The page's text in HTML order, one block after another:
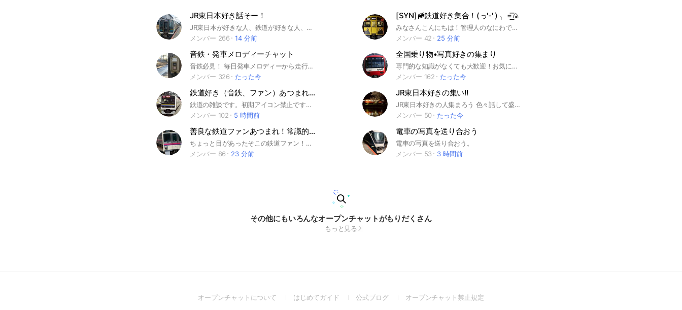
JR東日本好き話そー！
JR東日本が好きな人、鉄道が好きな人、電車が分からないけど電車について知りたい人に入ってほしいです！ 質問や写真の共有もよし！雑談もよしです！ 好きなように使って下さい！ 【禁止事項】 ・荒らし ・即抜け ・出会い目的 ・暴言、辞誇中傷 ・下ネタ等の発言 ・個人情報の聞き出し ・LINEの利用規約で禁止されているもの ・その他、言われた側が不愉快と感じるもの 【注意】 初期アイコンの場合は承認を通しません。 【お願い】 参加したら、大事なノート内【初めての方向け】の『禁止事項』『注意事項』を“もう一度”ご確認ください。ご協力をお願いします。 【立入禁止】【許可必要】と書かれたサブオープンチャットには入らないようお願いします。 #鉄道 #JR東日本 #雑談 #電車 #鉄道写真
メンバー 266
14 分前
[SYN]🚞鉄道好き集合！(っ'-' )╮ =͟͟͞͞🍙
みなさんこんにちは！管理人のなにわです。ここは鉄道好きが集まるオプです！初心者も大歓迎！雑談もOK！ルールゆるゆるです！是非来てね！ #鉄道#乗り物#(っ'-' )╮ =͟͟͞͞🍙
メンバー 42
25 分前
音鉄・発車メロディーチャット
音鉄必見！ 毎日発車メロディーから走行音・乗り鉄など幅広い話題で盛り上がるオープンチャットです！ 発車メロディーの情報が素早く手に入る！ 色々な世代の人が参加していて、機材やスピーカーの情報も多く話されています！ あなたの好きな発車メロディーを語り合いませんか？ 初期アイコンは禁止です。入室後は必ずルールを読んでから挨拶をしましょう！ #発車メロディ #音鉄 #電車 #鉄道
メンバー 326
たった今
全国乗り物•写真好きの集まり
専門的な知識がなくても大歓迎！お気に入りの撮影地とか思う存分語り合おう！ 撮り鉄、飛行機、風景の撮影を教わりたいなら写真アドバイスまで〜 ⚠︎以下の主な行為は量など関係なく即刻強制退会になる場合があります。 1．荒らし(暴言や副官権限を使った強制退会) 2．個人情報などの過剰な発言・質問 3．淫夢系(下系)発言←スレッドなどの見ない場所でもやっている場合は即刻強制退会です。 初期アイコン・アイコン無しの方は承認を見送らせていただく場合がございます。 過疎すぎてオルメン（@all）する事がありますが、ご了承を 参加リクエストは、"基本"7:00〜22:30に承認されます。（例外あり） 以下ルールを守って楽しくトークしよう！ #鉄道 #鉄道写真 #音鉄
メンバー 162
たった今
鉄道好き（音鉄、ファン）あつまれー！しりとり クイズ 飯テロ
鉄道の雑談です。初期アイコン禁止です。 ですが顔写真以外のアイコンでお願いします 現在承認制にしていますがすぐ承認します 目標100人です。少しでも応援したいと思った方はよろしくお願いします。 特に初めて入る方にはおすすめだと思います。 よろしくお願いします DISCORDのアカウントをお持ちの方はどうぞ https://discord.gg/FbhakfAmW #鉄道 #発車メロディー ＃しりとり 鉄道#鉄オタ#撮り鉄#音鉄#乗り鉄#雨鉄#電車#気動車#記者#機関車#JR#東武#西武#京急#東急#京王#京成#小田急#秩父鉄道#北総鉄道#芝山電気鉄道#東葉高速鉄道#東京メトロ#流鉄#つくばエクスプレス#横浜高速鉄道#みなとみらい線#埼玉高速鉄道#埼玉スタジアム線#東京臨海高速鉄道#りんかい線#ゆりかもめ#阪急#阪神#京阪#南海#広電#東京都交通局#横浜市交通局#神戸市交通局#札幌市交通局#仙台市交通局#福岡市交通局#名鉄#近鉄#IRいしかわ鉄道#あいの風とやま鉄道#ハピライン福井#相鉄#ゆいレール#東京モノレール#大阪モノレール#山手線#中央線#南北線#東西線#東海道線#東北本線#新幹線#音鉄#ハピラインふくい#TSA#TU加盟#初心者#KH#RG#AKH#大歓迎#KTG#SER#SBE #SOU
メンバー 102
5 時間前
JR東日本好きの集い!!
JR東日本好きの人集まろう 色々話して盛り上がろー!! JR東日本以外の話題ももちろんOK 気軽に入ってね #鉄道好き #JR北海道 #JR東日本 #JR東海 JR西日本 #JR四国 #JR九州
メンバー 50
たった今
善良な鉄道ファンあつまれ！常識的ルールを守れる人が入れる鉄オタ鉄道ファン、撮り鉄オプ！学生カモン！
ちょっと目があったそこの鉄道ファン！こっち来て！まじでここ楽しいから！ このオープンチャットは、ルールを守れる鉄オタ・鉄道好きなら誰でも参加OKです。 鉄道の話だけでなく雑談もOK。ため口も大丈夫です。ただ、迷惑行為やルール違反は処罰を下します。 禁止事項 ・ 迷惑鉄の参加（線路侵入、乗り出し撮影、鉄道会社への迷惑行為など） ・ 他人の写真を悪く言う・馬鹿にする発言 ・ 暴言や差別的な発言 ・メインチャットでの下ネタ・卑猥な画像投稿 ・ 許可なしの宣伝（管理人に許可済みの場合のみ可） ・ ネットの画像を自分の写真として投稿すること ・ 出会い目的での参加 ・鉄オタ、鉄道好きか確認できる物が無い人の参加。 違反した場合 1回目：警告＋記録 2回目：強制退会・再参加禁止 ルールは急な変更がされる場合があります。 みんなでルールを守って楽しく交流しましょう。 #鉄道ファン#鉄道#乗り鉄#駅弁#鉄道会社#JR#私鉄#ロブロックス#ロブロックス鉄道#ロブ鉄#中学生#撮り鉄#スジ
メンバー 86
23 分前
電車の写真を送り合おう
電車の写真を送り合おう。
メンバー 53
3 時間前
その他にもいろんなオープンチャットがもりだくさん
もっと見る
オープンチャットについて
(Openはじめてガイド
(Open公式ブログ
(Openオープンチャット禁止規定(Open